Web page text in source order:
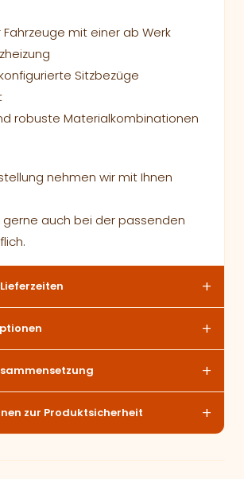
mit einer ab Werk
Sitzbezüge
robuste Materialkombinationen
nehmen wir mit Ihnen
gerne auch bei der passenden
zur Produktsicherheit